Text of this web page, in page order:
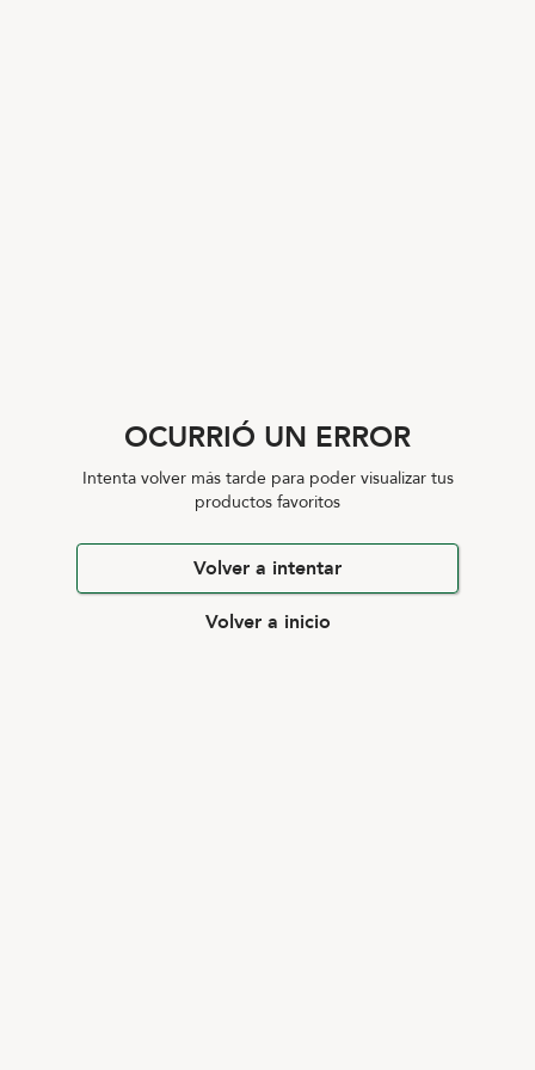
OCURRIÓ UN ERROR
Intenta volver más tarde para poder visualizar tus
productos favoritos
Volver a intentar
Volver a inicio